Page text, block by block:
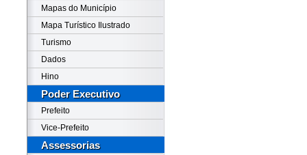
Mapas do Município
Mapa Turístico Ilustrado
Turismo
Dados
Hino
Poder Executivo
Prefeito
Vice-Prefeito
Assessorias